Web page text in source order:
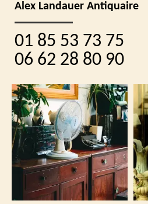
Alex Landauer Antiquaire
01 85 53 73 75
06 62 28 80 90